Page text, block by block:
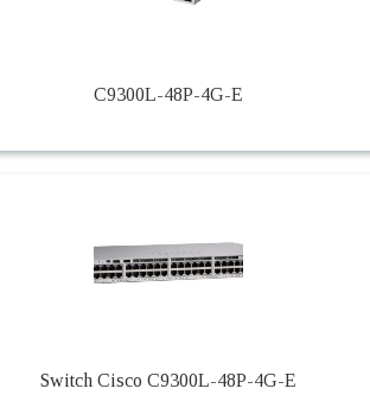
C9300L-48P-4G-E
Switch Cisco C9300L-48P-4G-E